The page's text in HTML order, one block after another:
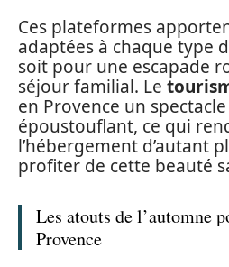
Ces plateformes
adaptées à chaque type
soit pour une escapade
séjour familial. Le
en Provence un
époustouflant, ce qui
l’hébergement d’autant
profiter de cette beauté
Les atouts de l’automne
Provence